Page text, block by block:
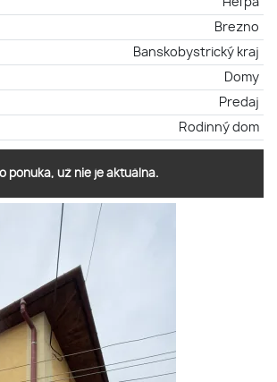
Brezno
Banskobystrický kraj
Domy
Predaj
Rodinný dom
ponuka, už nie je aktuálna.